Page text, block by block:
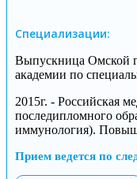
Специализации:
Выпускница Омской
академии по
2015г. - Российская
последипломного
иммунология).
Прием ведется по